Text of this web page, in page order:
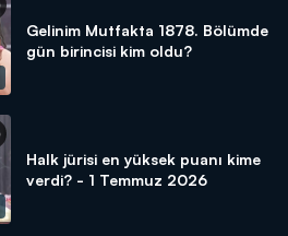
Gelinim Mutfakta 1878. Bölümde
gün birincisi kim oldu?
Halk jürisi en yüksek puanı kime
verdi? - 1 Temmuz 2026